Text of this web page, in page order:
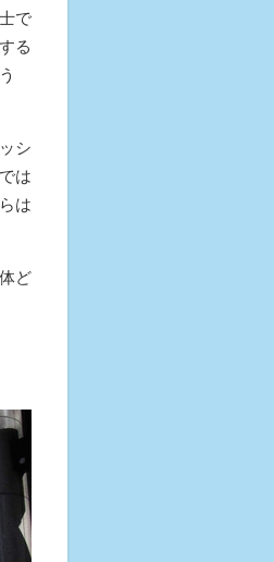
で
る
シ
は
は
ど